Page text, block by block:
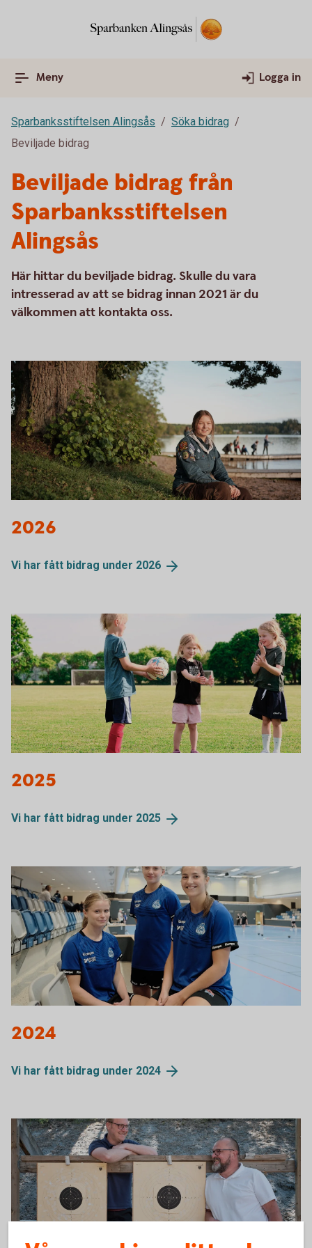
Meny Logga in
Sparbanksstiftelsen Alingsås
Söka bidrag
Beviljade bidrag
Beviljade bidrag från
Sparbanksstiftelsen
Alingsås
Här hittar du beviljade bidrag. Skulle du vara
intresserad av att se bidrag innan 2021 är du
välkommen att kontakta oss.
2026
Vi har fått bidrag under 2026
2025
Vi har fått bidrag under 2025
2024
Vi har fått bidrag under 2024